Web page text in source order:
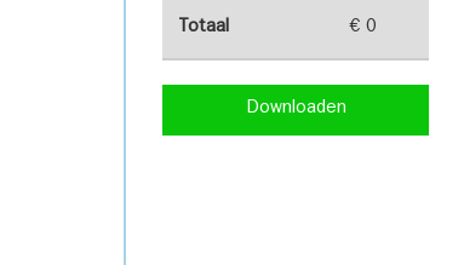
Totaal € 0
Downloaden